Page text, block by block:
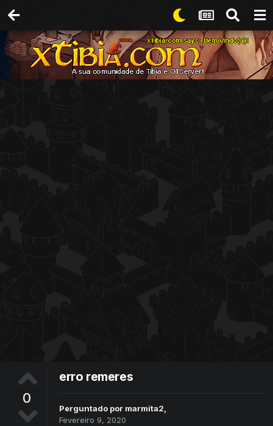
0
erro remeres
Perguntado por marmita2,
Fevereiro 9, 2020